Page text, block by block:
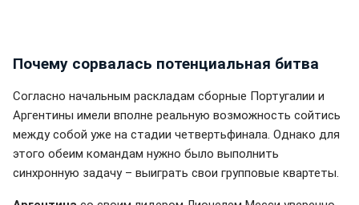
Почему сорвалась потенциальная битва
Согласно начальным раскладам сборные Португалии и
Аргентины имели вполне реальную возможность сойтись
между собой уже на стадии четвертьфинала. Однако для
этого обеим командам нужно было выполнить
синхронную задачу – выиграть свои групповые квартеты.